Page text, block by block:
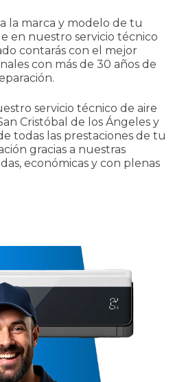
la marca y modelo de tu
en nuestro servicio técnico
contarás con el mejor
con más de 30 años de
servicio técnico de aire
Cristóbal de los Ángeles y
todas las prestaciones de tu
gracias a nuestras
económicas y con plenas